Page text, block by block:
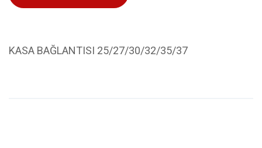
KASA BAĞLANTISI 25/27/30/32/35/37